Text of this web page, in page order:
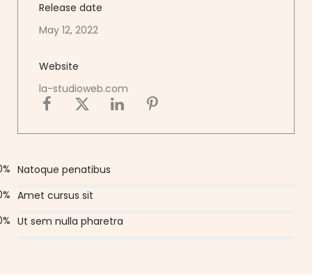
Release date
May 12, 2022
Website
la-studioweb.com
% Natoque penatibus
% Amet cursus sit
% Ut sem nulla pharetra